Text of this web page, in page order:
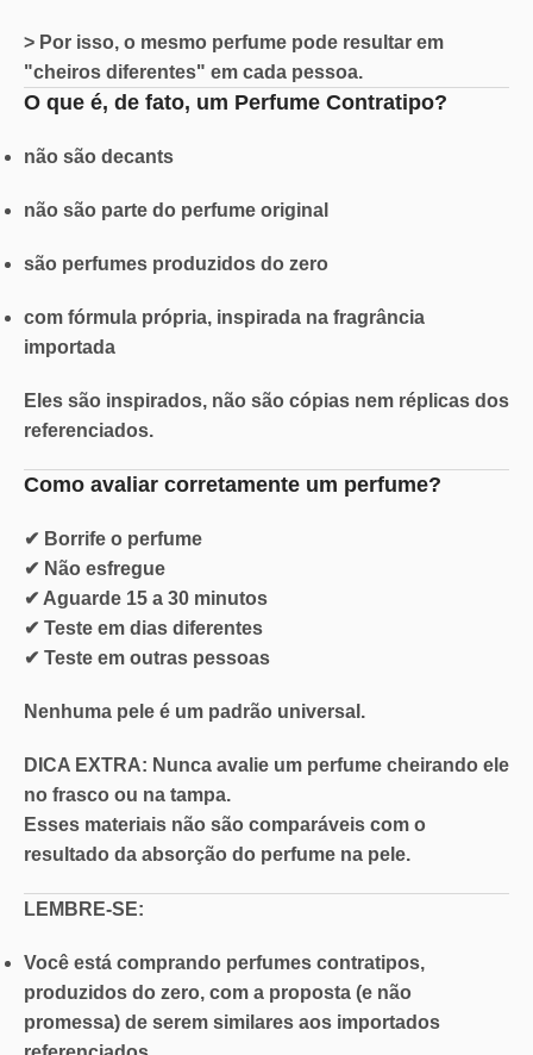
> Por isso, o mesmo perfume pode resultar em
"cheiros diferentes" em cada pessoa.
O que é, de fato, um Perfume Contratipo?
não são decants
não são parte do perfume original
são perfumes produzidos do zero
com fórmula própria, inspirada na fragrância
importada
Eles são inspirados, não são cópias nem réplicas dos
referenciados.
Como avaliar corretamente um perfume?
✔ Borrife o perfume
✔ Não esfregue
✔ Aguarde 15 a 30 minutos
✔ Teste em dias diferentes
✔ Teste em outras pessoas
Nenhuma pele é um padrão universal.
DICA EXTRA: Nunca avalie um perfume cheirando ele
no frasco ou na tampa.
Esses materiais não são comparáveis com o
resultado da absorção do perfume na pele.
LEMBRE-SE:
Você está comprando perfumes contratipos,
produzidos do zero, com a proposta (e não
promessa) de serem similares aos importados